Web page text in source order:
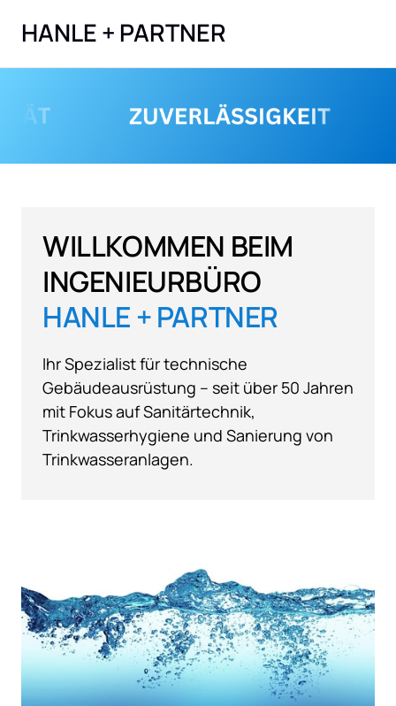
HANLE + PARTNER
WILLKOMMEN BEIM
INGENIEURBÜRO
HANLE + PARTNER
Ihr Spezialist für technische
Gebäudeausrüstung – seit über 50 Jahren
mit Fokus auf Sanitärtechnik,
Trinkwasserhygiene und Sanierung von
Trinkwasseranlagen.